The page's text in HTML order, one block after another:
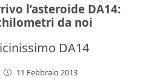
l’asteroide DA14:
da noi
DA14
11 Febbraio 2013